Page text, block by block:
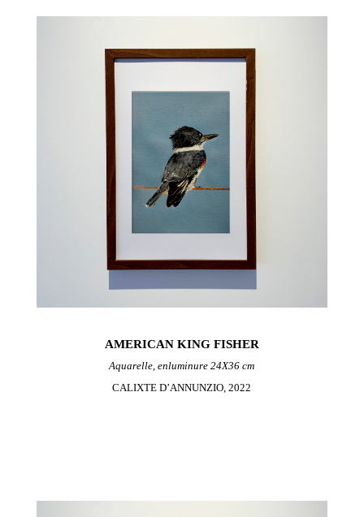
AMERICAN KING FISHER
Aquarelle, enluminure 24X36 cm
CALIXTE D’ANNUNZIO, 2022